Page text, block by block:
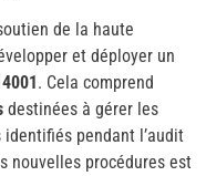
de la haute
et déployer un
. Cela comprend
destinées à gérer les
pendant l’audit
nouvelles procédures est